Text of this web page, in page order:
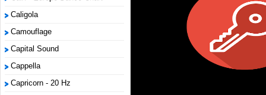
Caligola
Camouflage
Capital Sound
Cappella
Capricorn - 20 Hz